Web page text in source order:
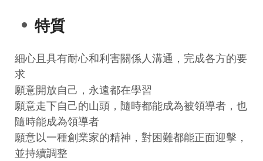
特質
細心且具有耐心和利害關係人溝通，完成各方的要
求
願意開放自己，永遠都在學習
願意走下自己的山頭，隨時都能成為被領導者，也
隨時能成為領導者
願意以一種創業家的精神，對困難都能正面迎擊，
並持續調整